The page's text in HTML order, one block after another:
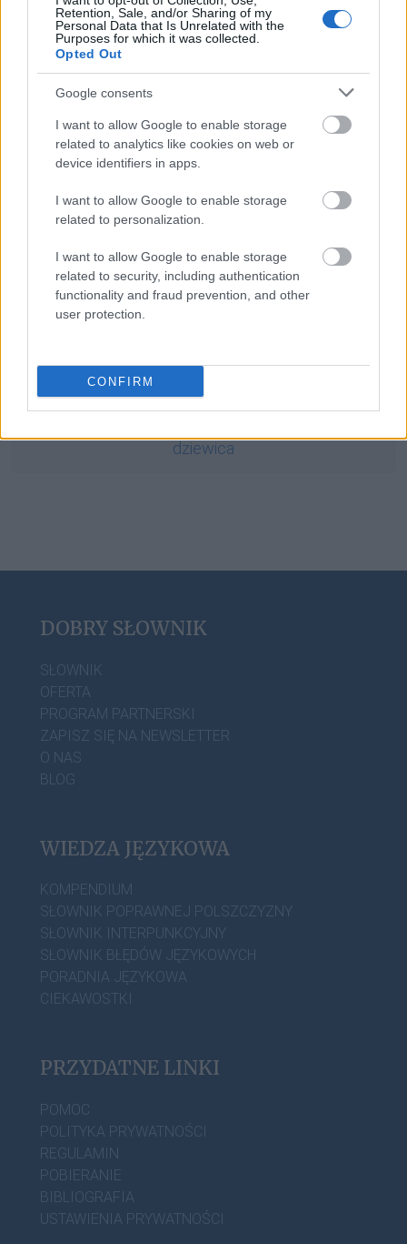
Retention, Sale, and/or Sharing of my
Personal Data that Is Unrelated with the
Purposes for which it was collected.
Opted Out
Google consents
I want to allow Google to enable storage
related to analytics like cookies on web or
device identifiers in apps.
I want to allow Google to enable storage
related to personalization.
I want to allow Google to enable storage
related to security, including authentication
functionality and fraud prevention, and other
user protection.
CONFIRM
muza
absurd
dziewica
DOBRY SŁOWNIK
SŁOWNIK
OFERTA
PROGRAM PARTNERSKI
ZAPISZ SIĘ NA NEWSLETTER
O NAS
BLOG
WIEDZA JĘZYKOWA
KOMPENDIUM
SŁOWNIK POPRAWNEJ POLSZCZYZNY
SŁOWNIK INTERPUNKCYJNY
SŁOWNIK BŁĘDÓW JĘZYKOWYCH
PORADNIA JĘZYKOWA
CIEKAWOSTKI
PRZYDATNE LINKI
POMOC
POLITYKA PRYWATNOŚCI
REGULAMIN
POBIERANIE
BIBLIOGRAFIA
USTAWIENIA PRYWATNOŚCI